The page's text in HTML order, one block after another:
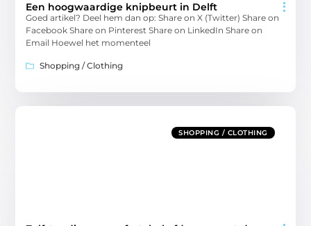
Een hoogwaardige knipbeurt in Delft
Goed artikel? Deel hem dan op: Share on X (Twitter) Share on
Facebook Share on Pinterest Share on LinkedIn Share on
Email Hoewel het momenteel
Shopping / Clothing
SHOPPING / CLOTHING